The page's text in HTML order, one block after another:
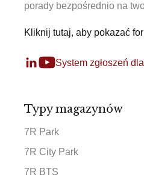
porady bezpośrednio na
Kliknij tutaj, aby pokazać
System zgłoszeń
Typy magazynów
7R Park
7R City Park
7R BTS